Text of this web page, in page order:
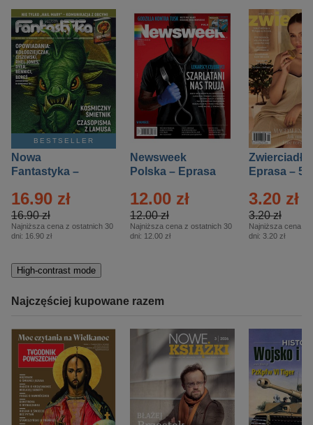
BESTSELLER
Nowa
Fantastyka –
16.90 zł
16.90 zł
Najniższa cena z ostatnich 30
dni: 16.90 zł
Newsweek
Polska – Eprasa
12.00 zł
12.00 zł
Najniższa cena z ostatnich 30
dni: 12.00 zł
Zwierciadło
Eprasa – 5/
3.20 zł
3.20 zł
Najniższa cena z
dni: 3.20 zł
High-contrast mode
Najczęściej kupowane razem